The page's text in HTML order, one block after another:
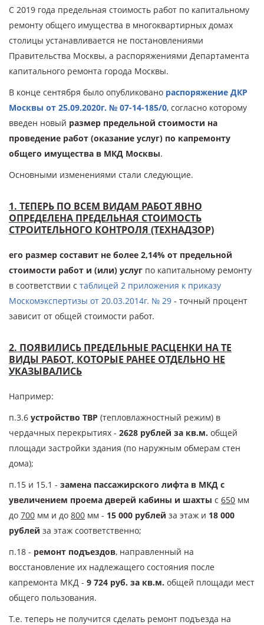
С 2019 года предельная стоимость работ по капитальному
ремонту общего имущества в многоквартирных домах
столицы устанавливается не постановлениями
Правительства Москвы, а распоряжениями Департамента
капитального ремонта города Москвы.
В конце сентября было опубликовано распоряжение ДКР
Москвы от 25.09.2020г. № 07-14-185/0, согласно которому
введен новый размер предельной стоимости на
проведение работ (оказание услуг) по капремонту
общего имущества в МКД Москвы.
Основными изменениями стали следующие.
1. ТЕПЕРЬ ПО ВСЕМ ВИДАМ РАБОТ ЯВНО
ОПРЕДЕЛЕНА ПРЕДЕЛЬНАЯ СТОИМОСТЬ
СТРОИТЕЛЬНОГО КОНТРОЛЯ (ТЕХНАДЗОР)
его размер составит не более 2,14% от предельной
стоимости работ и (или) услуг по капитальному ремонту
в соответствии с таблицей 2 приложения к приказу
Москомэкспертизы от 20.03.2014г. № 29 - точный процент
зависит от общей стоимости работ.
2. ПОЯВИЛИСЬ ПРЕДЕЛЬНЫЕ РАСЦЕНКИ НА ТЕ
ВИДЫ РАБОТ, КОТОРЫЕ РАНЕЕ ОТДЕЛЬНО НЕ
УКАЗЫВАЛИСЬ
Например:
п.3.6 устройство ТВР (тепловлажностный режим) в
чердачных перекрытиях - 2628 рублей за кв.м. общей
площади застройки здания (по наружным обмерам стен
дома);
п.15 и 15.1 - замена пассажирского лифта в МКД с
увеличением проема дверей кабины и шахты с 650 мм
до 700 мм и до 800 мм - 15 000 рублей за этаж и 18 000
рублей за этаж соответственно;
п.18 - ремонт подъездов, направленный на
восстановление их надлежащего состояния после
капремонта МКД - 9 724 руб. за кв.м. общей площади мест
общего пользования.
Т.е. теперь не получится сделать ремонт подъезда на